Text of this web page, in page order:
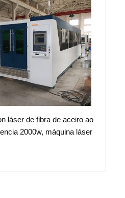
láser de fibra de aceiro ao
2000w, máquina láser